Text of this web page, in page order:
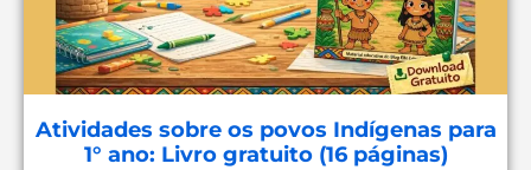
Atividades sobre os povos Indígenas para
1° ano: Livro gratuito (16 páginas)